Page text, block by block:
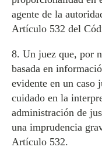
agente de la
Artículo 532 del
8. Un juez que, por
basada en
evidente en un
cuidado en la
administración de
una imprudencia
Artículo 532.